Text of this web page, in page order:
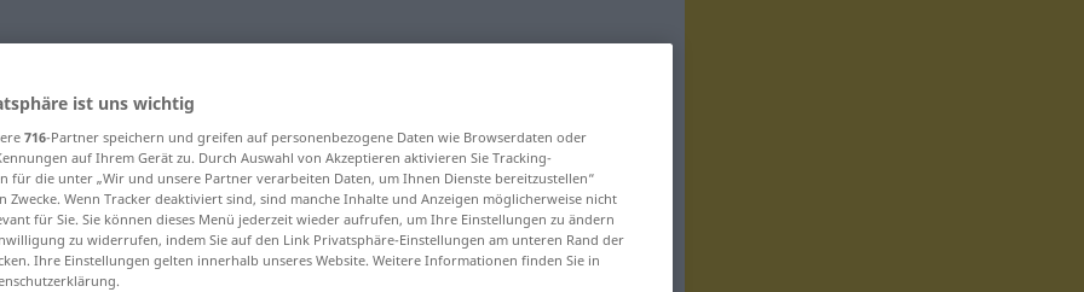
"vulgär"
ist uns wichtig
716-Partner speichern und greifen auf personenbezogene Daten wie Browserdaten oder
auf Ihrem Gerät zu. Durch Auswahl von Akzeptieren aktivieren Sie Tracking-
für die unter „Wir und unsere Partner verarbeiten Daten, um Ihnen Dienste bereitzustellen“
Zwecke. Wenn Tracker deaktiviert sind, sind manche Inhalte und Anzeigen möglicherweise nicht
für Sie. Sie können dieses Menü jederzeit wieder aufrufen, um Ihre Einstellungen zu ändern
zu widerrufen, indem Sie auf den Link Privatsphäre-Einstellungen am unteren Rand der
Ihre Einstellungen gelten innerhalb unseres Website. Weitere Informationen finden Sie in